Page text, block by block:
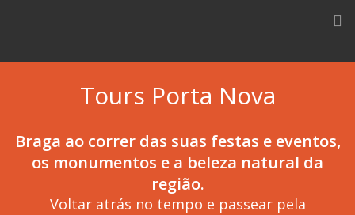
Tours Porta Nova
Braga ao correr das suas festas e eventos,
os monumentos e a beleza natural da
região.
Voltar atrás no tempo e passear pela